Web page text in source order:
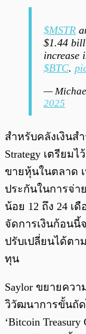
$MSTR
$1.44
increase
$BTC.
—
2025
สำหรับคลังเงินส
Strategy เตรียม
ขายหุ้นในตลาด
ประกันในการจ่า
น้อย 12 ถึง 24 เ
จัดการเงินก้อน
ปรับเปลี่ยนได้ต
ทุน
Saylor ขยายคว
วิวัฒนาการขั้นถั
‘Bitcoin